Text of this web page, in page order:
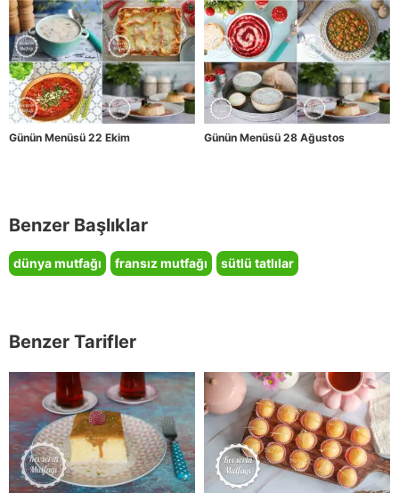
Günün Menüsü 22 Ekim Günün Menüsü 28 Ağustos
Benzer Başlıklar
dünya mutfağı fransız mutfağı sütlü tatlılar
Benzer Tarifler